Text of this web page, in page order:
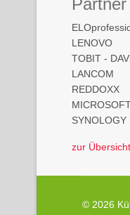
Partner
LENOVO
TOBIT -
LANCOM
REDDOXX
SYNOLOGY
zur Übersicht
© 2026